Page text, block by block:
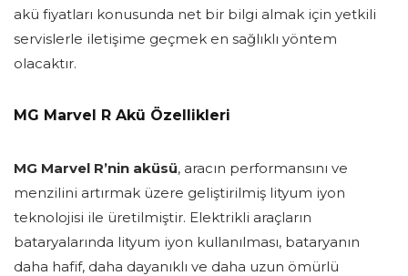
akü fiyatları konusunda net bir bilgi almak için yetkili
servislerle iletişime geçmek en sağlıklı yöntem
olacaktır.
MG Marvel R Akü Özellikleri
MG Marvel R’nin aküsü, aracın performansını ve
menzilini artırmak üzere geliştirilmiş lityum iyon
teknolojisi ile üretilmiştir. Elektrikli araçların
bataryalarında lityum iyon kullanılması, bataryanın
daha hafif, daha dayanıklı ve daha uzun ömürlü